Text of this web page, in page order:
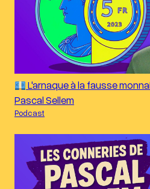
L'arnaque à la fausse
Pascal Sellem
Podcast